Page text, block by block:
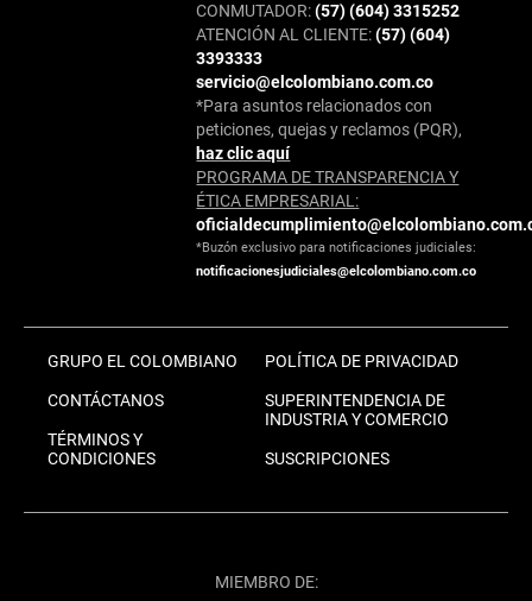
CONMUTADOR:(57) (604) 3315252
ATENCIÓN AL CLIENTE:(57) (604)
3393333
servicio@elcolombiano.com.co
*Para asuntos relacionados con
peticiones, quejas y reclamos (PQR),
haz clic aquí
PROGRAMA DE TRANSPARENCIA Y
ÉTICA EMPRESARIAL:
*Buzón exclusivo para notificaciones judiciales:
notificacionesjudiciales@elcolombiano.com.co
GRUPO EL COLOMBIANO
CONTÁCTANOS
TÉRMINOS Y
CONDICIONES
POLÍTICA DE PRIVACIDAD
SUPERINTENDENCIA DE
INDUSTRIA Y COMERCIO
SUSCRIPCIONES
MIEMBRO DE: